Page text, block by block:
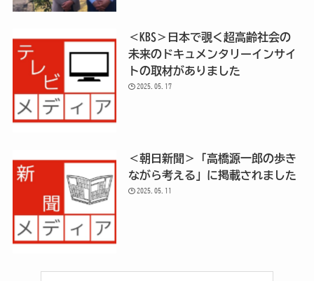
＜KBS＞日本で覗く超高齢社会の
未来のドキュメンタリーインサイ
トの取材がありました
2025.05.17
＜朝日新聞＞「高橋源一郎の歩き
ながら考える」に掲載されました
2025.05.11